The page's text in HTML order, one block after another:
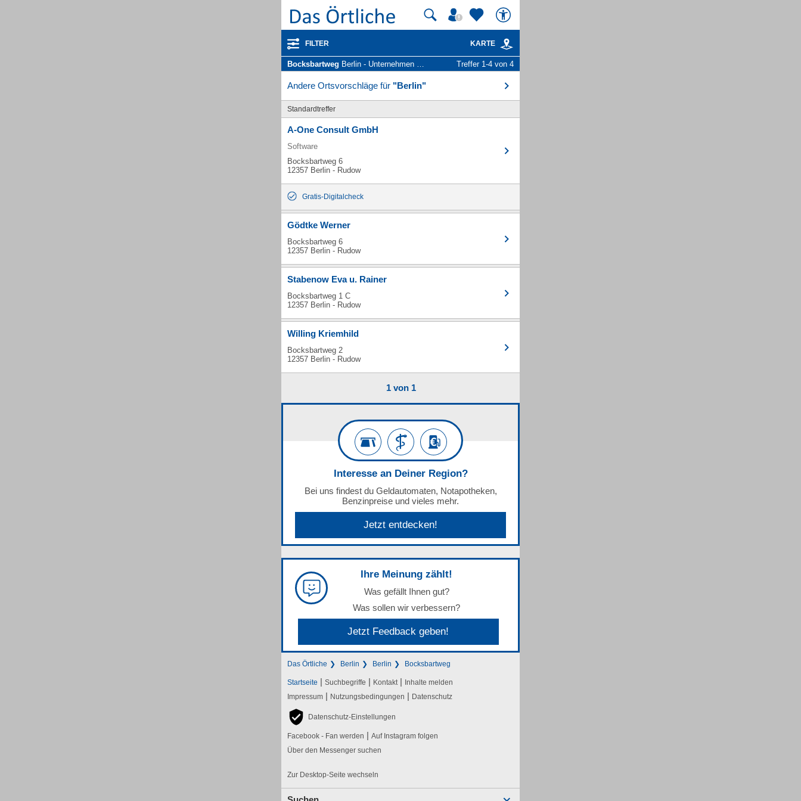
FILTER KARTE
Bocksbartweg Berlin - Unternehmen und Personen Treffer 1-4 von 4
Andere Ortsvorschläge für "Berlin"
Standardtreffer
A-One Consult GmbH
Software
Bocksbartweg 6
12357 Berlin - Rudow
Gratis-Digitalcheck
Gödtke Werner
Bocksbartweg 6
12357 Berlin - Rudow
Stabenow Eva u. Rainer
Bocksbartweg 1 C
12357 Berlin - Rudow
Willing Kriemhild
Bocksbartweg 2
12357 Berlin - Rudow
1 von 1
Interesse an Deiner Region?
Bei uns findest du Geldautomaten, Notapotheken,
Benzinpreise und vieles mehr.
Jetzt entdecken!
Ihre Meinung zählt!
Was gefällt Ihnen gut?
Was sollen wir verbessern?
Jetzt Feedback geben!
Das Örtliche Berlin Berlin Bocksbartweg
Startseite | Suchbegriffe | Kontakt | Inhalte melden
Impressum | Nutzungsbedingungen | Datenschutz
Datenschutz-Einstellungen
Facebook - Fan werden | Auf Instagram folgen
Über den Messenger suchen
Zur Desktop-Seite wechseln